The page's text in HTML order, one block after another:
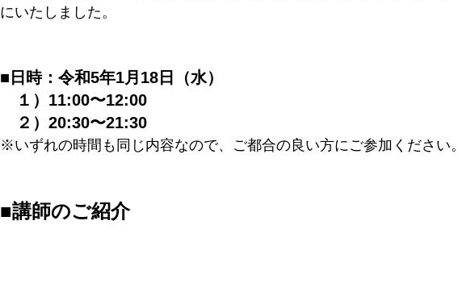
にいたしました。
■日時：令和5年1月18日（水）
１）11:00〜12:00
２）20:30〜21:30
※いずれの時間も同じ内容なので、ご都合の良い方にご参加ください。
■講師のご紹介